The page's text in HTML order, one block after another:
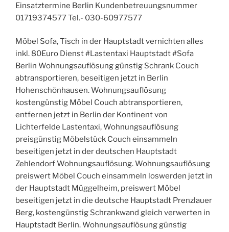
Einsatztermine Berlin Kundenbetreuungsnummer
01719374577 Tel.- 030-60977577
Möbel Sofa, Tisch in der Hauptstadt vernichten alles
inkl. 80Euro Dienst #Lastentaxi Hauptstadt #Sofa
Berlin Wohnungsauflösung günstig Schrank Couch
abtransportieren, beseitigen jetzt in Berlin
Hohenschönhausen. Wohnungsauflösung
kostengünstig Möbel Couch abtransportieren,
entfernen jetzt in Berlin der Kontinent von
Lichterfelde Lastentaxi, Wohnungsauflösung
preisgünstig Möbelstück Couch einsammeln
beseitigen jetzt in der deutschen Hauptstadt
Zehlendorf Wohnungsauflösung. Wohnungsauflösung
preiswert Möbel Couch einsammeln loswerden jetzt in
der Hauptstadt Müggelheim, preiswert Möbel
beseitigen jetzt in die deutsche Hauptstadt Prenzlauer
Berg, kostengünstig Schrankwand gleich verwerten in
Hauptstadt Berlin. Wohnungsauflösung günstig